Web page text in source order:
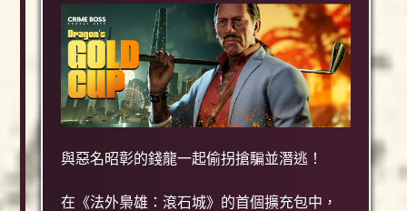
與惡名昭彰的錢龍一起偷拐搶騙並潛逃！
在《法外梟雄：滾石城》的首個擴充包中，